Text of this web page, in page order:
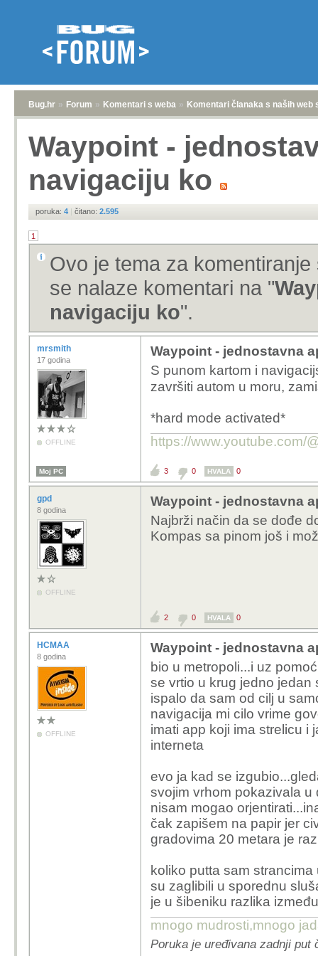
Bug.hr » Forum » Komentari s weba » Komentari članaka s naših web
Waypoint -
navigaciju ko
poruka: 4 | čitano: 2.595
1
Ovo je tema za
se nalaze komentari na "
navigaciju ko".
mrsmith
17 godina
OFFLINE
Waypoint - jednostavna
S punom kartom i
završiti autom u moru,
*hard mode activated*
https://www.youtube.com/
Moj PC 3 0 HVALA 0
gpd
8 godina
OFFLINE
Waypoint - jednostavna
Najbrži način da se dođe
Kompas sa pinom još i
2 0 HVALA 0
HCMAA
8 godina
OFFLINE
Waypoint - jednostavna
bio u metropoli...i uz
se vrtio u krug jedno jedan
ispalo da sam od cilj u
navigacija mi cilo vrime
imati app koji ima strelicu i
interneta
evo ja kad se
svojim vrhom pokazivala u
nisam mogao
čak zapišem na papir jer
gradovima 20 metara je
koliko putta sam
su zaglibili u sporednu
je u šibeniku razlika
mnogo mudrosti,mnogo
Poruka je uređivana zadnji put